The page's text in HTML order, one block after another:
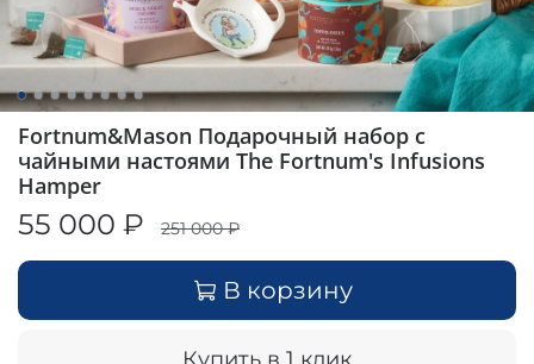
Fortnum&Mason Подарочный набор с
чайными настоями The Fortnum's Infusions
Hamper
55 000 ₽ 251 000 ₽
В корзину